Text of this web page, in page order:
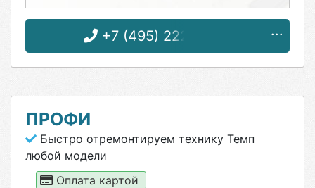
+7 (495) 222-07-17
ПРОФИ
Быстро отремонтируем технику Темп
любой модели
Оплата картой